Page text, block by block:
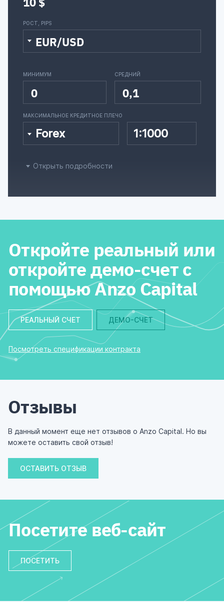
Открыть подробности
РОСТ, PIPS
EUR/USD
МИНИМУМ
0
СРЕДНИЙ
0,1
МАКСИМАЛЬНОЕ КРЕДИТНОЕ ПЛЕЧО
Forex 1:1000
Откройте реальный или
откройте демо-счет с
помощью Anzo Capital
РЕАЛЬНЫЙ СЧЕТ ДЕМО-СЧЕТ
Посмотреть спецификации контракта
Отзывы
В данный момент еще нет отзывов о Anzo Capital. Но вы
можете оставить свой отзыв!
ОСТАВИТЬ ОТЗЫВ
Посетите веб-сайт
ПОСЕТИТЬ